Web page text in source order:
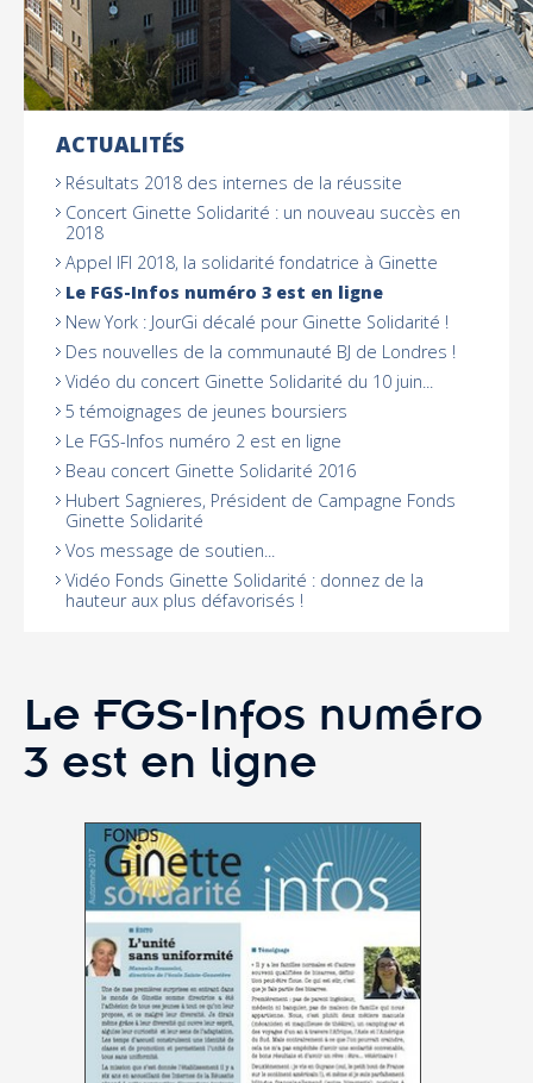
NAVIGATION
ACTUALITÉS
Résultats 2018 des internes de la réussite
Concert Ginette Solidarité : un nouveau succès en
2018
Appel IFI 2018, la solidarité fondatrice à Ginette
Le FGS-Infos numéro 3 est en ligne
New York : JourGi décalé pour Ginette Solidarité !
Des nouvelles de la communauté BJ de Londres !
Vidéo du concert Ginette Solidarité du 10 juin...
5 témoignages de jeunes boursiers
Le FGS-Infos numéro 2 est en ligne
Beau concert Ginette Solidarité 2016
Hubert Sagnieres, Président de Campagne Fonds
Ginette Solidarité
Vos message de soutien...
Vidéo Fonds Ginette Solidarité : donnez de la
hauteur aux plus défavorisés !
Le FGS-Infos numéro
3 est en ligne